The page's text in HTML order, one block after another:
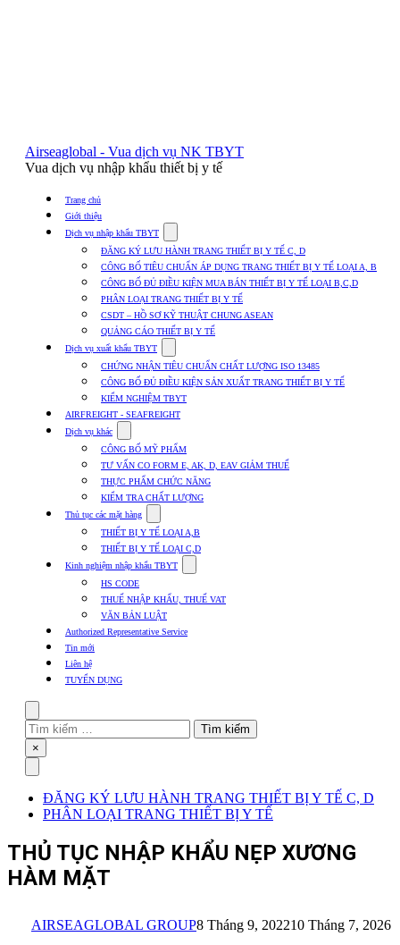
Airseaglobal - Vua dịch vụ NK TBYT
Vua dịch vụ nhập khẩu thiết bị y tế
Trang chủ
Giới thiệu
Dịch vụ nhập khẩu TBYT
submenu
for
Dịch
vụ
nhập
khẩu
TBYT
ĐĂNG KÝ LƯU HÀNH TRANG THIẾT BỊ Y TẾ C, D
CÔNG BỐ TIÊU CHUẨN ÁP DỤNG TRANG THIẾT BỊ Y TẾ LOẠI A, B
CÔNG BỐ ĐỦ ĐIỀU KIỆN MUA BÁN THIẾT BỊ Y TẾ LOẠI B,C,D
PHÂN LOẠI TRANG THIẾT BỊ Y TẾ
CSDT – HỒ SƠ KỸ THUẬT CHUNG ASEAN
QUẢNG CÁO THIẾT BỊ Y TẾ
Dịch vụ xuất khẩu TBYT
submenu
for
Dịch
vụ
xuất
TBYT
CHỨNG NHẬN TIÊU CHUẨN CHẤT LƯỢNG ISO 13485
CÔNG BỐ ĐỦ ĐIỀU KIỆN SẢN XUẤT TRANG THIẾT BỊ Y TẾ
KIỂM NGHIỆM TBYT
AIRFREIGHT - SEAFREIGHT
Dịch vụ khác
submenu
for
Dịch
vụ
khác
CÔNG BỐ MỸ PHẨM
TƯ VẤN CO FORM E, AK, D, EAV GIẢM THUẾ
THỰC PHẨM CHỨC NĂNG
KIỂM TRA CHẤT LƯỢNG
Thủ tục các mặt hàng
submenu
for
Thủ
tục
mặt
hàng
THIẾT BỊ Y TẾ LOẠI A,B
THIẾT BỊ Y TẾ LOẠI C,D
Kinh nghiệm nhập khẩu TBYT
submenu
Kinh
HS CODE
THUẾ NHẬP KHẨU, THUẾ VAT
VĂN BẢN LUẬT
Authorized Representative Service
Tin mới
Liên hệ
TUYỂN DỤNG
Tìm
kiếm
cho:
Close
×
ĐĂNG KÝ LƯU HÀNH TRANG THIẾT BỊ Y TẾ C, D
PHÂN LOẠI TRANG THIẾT BỊ Y TẾ
THỦ TỤC NHẬP KHẨU NẸP XƯƠNG
HÀM MẶT
AIRSEAGLOBAL GROUP8 Tháng 9, 202210 Tháng 7, 2026